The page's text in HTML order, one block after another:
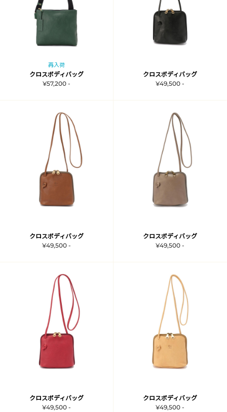
再入荷
クロスボディバッグ
¥57,200 -
クロスボディバッグ
¥49,500 -
クロスボディバッグ
¥49,500 -
クロスボディバッグ
¥49,500 -
クロスボディバッグ
¥49,500 -
クロスボディバッグ
¥49,500 -